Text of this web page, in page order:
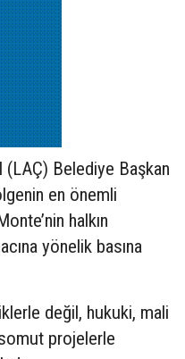
(LAÇ) Belediye Başkan
en önemli
halkın
yönelik basına
değil, hukuki, mali
projelerle